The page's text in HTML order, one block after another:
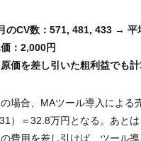
のCV数：571, 481, 433 → 平
：2,000円
原価を差し引いた粗利益でも計
場合、MAツール導入による
）＝32.8万円となる。あと
費用を差し引けば、ツール